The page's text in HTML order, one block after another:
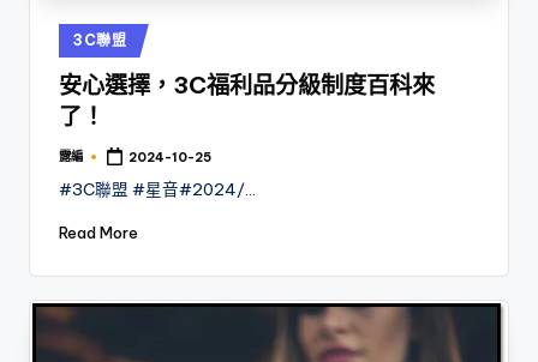
Posted
in
3C聯盟
安心選擇，3C福利品分級制度百科來
了！
Posted
露編 2024-10-25
#3C聯盟 #星音#2024/…
Read More